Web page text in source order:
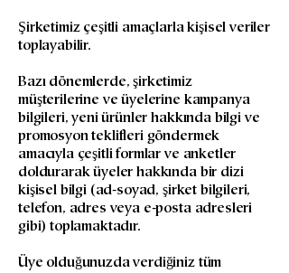
Şirketimiz çeşitli amaçlarla kişisel veriler
toplayabilir.
Bazı dönemlerde, şirketimiz
müşterilerine ve üyelerine kampanya
bilgileri, yeni ürünler hakkında bilgi ve
promosyon teklifleri göndermek
amacıyla çeşitli formlar ve anketler
doldurarak üyeler hakkında bir dizi
kişisel bilgi (ad-soyad, şirket bilgileri,
telefon, adres veya e-posta adresleri
gibi) toplamaktadır.
Üye olduğunuzda verdiğiniz tüm